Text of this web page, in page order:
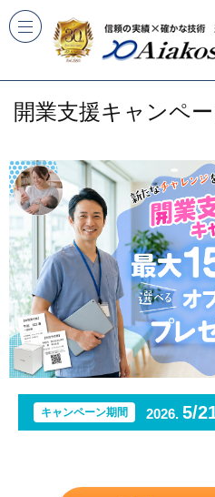
開業支援キャンペ
キャンペーン期間 2026. 5/